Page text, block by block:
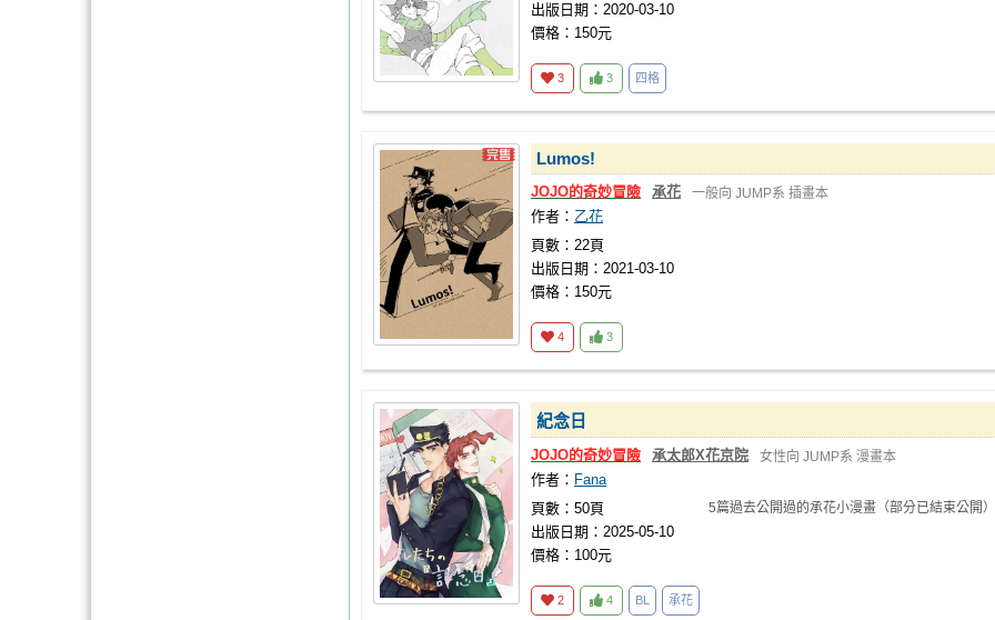
出版日期：2020-03-10
價格：150元
3 3 四格
Lumos!
JOJO的奇妙冒險 承花 一般向 JUMP系 插畫本
作者： 乙花
頁數：22頁
出版日期：2021-03-10
價格：150元
4 3
紀念日
JOJO的奇妙冒險 承太郎X花京院 女性向 JUMP系 漫畫本
作者： Fana
頁數：50頁
出版日期：2025-05-10
價格：100元
5篇過去公開過的承花小漫畫（部分已結束公開）
2 4 BL 承花